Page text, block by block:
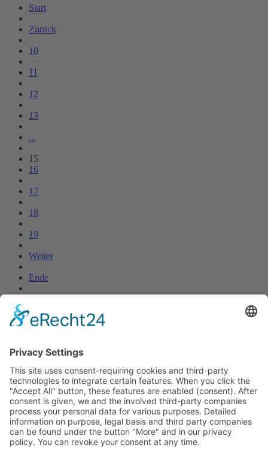
Start
Zurück
10
11
12
13
...
15
16
17
18
19
Weiter
Ende
Online-Sprechstunde
Termine
24.07.2026, ab 18.00 Uhr:
Stammtisch auf dem Weinfest in Wetzlar.
19.08.2026, ab 18.30 Uhr: